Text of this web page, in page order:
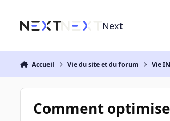
Next
Accueil Vie du site et du forum Vie
Comment